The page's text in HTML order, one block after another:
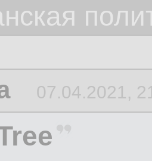
07.04.2021,